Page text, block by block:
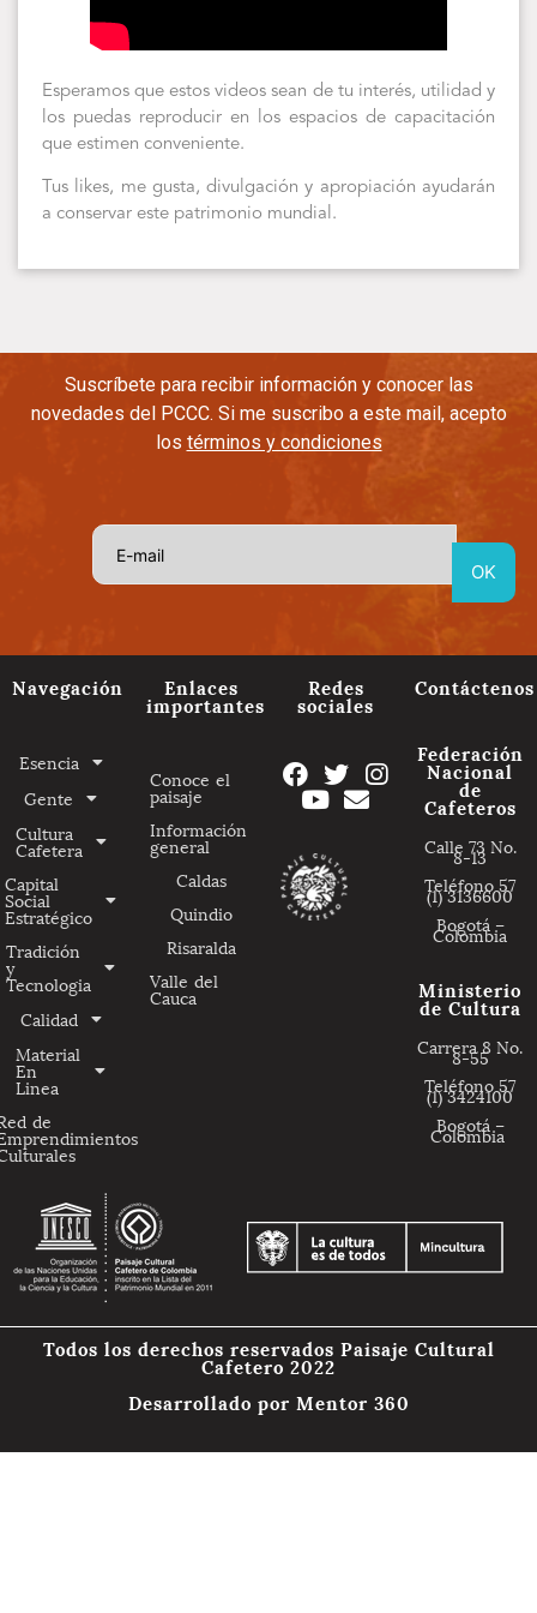
Esperamos que estos videos sean de tu interés, utilidad y
los puedas reproducir en los espacios de capacitación
que estimen conveniente.
Tus likes, me gusta, divulgación y apropiación ayudarán
a conservar este patrimonio mundial.
Suscríbete para recibir información y conocer las
novedades del PCCC. Si me suscribo a este mail, acepto
los términos y condiciones
Navegación
Esencia
Gente
Cultura
Cafetera
Capital
Social
Estratégico
Tradición
y
Tecnologia
Calidad
Material
En
Linea
de
Enlaces
importantes
Conoce el
paisaje
Información
general
Caldas
Quindio
Risaralda
Valle del
Cauca
Redes
sociales
Contáctenos
Federación
Nacional
de
Cafeteros
Calle 73 No.
8-13
Teléfono 57
(1) 3136600
Bogotá –
Colombia
Ministerio
de Cultura
Carrera 8 No.
8-55
Teléfono 57
(1) 3424100
Bogotá –
Colombia
Todos los derechos reservados Paisaje Cultural
Cafetero 2022
Desarrollado por Mentor 360